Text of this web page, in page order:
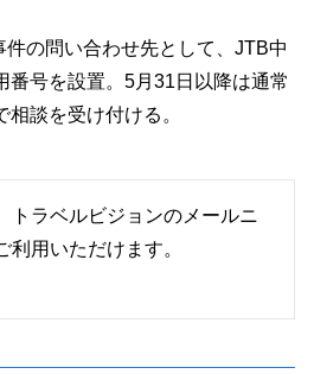
の問い合わせ先として、JTB中
番号を設置。5月31日以降は通常
談を受け付ける。
トラベルビジョンのメールニ
利用いただけます。